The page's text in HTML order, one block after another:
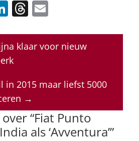
Li
k
e
n
T
re
a
s
ai
l
klaar voor nieuw
in 2015 maar liefst 5000
→
“Fiat Punto
als ‘Avventura’”